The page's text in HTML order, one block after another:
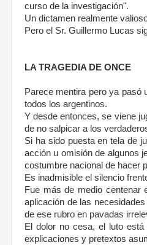
curso de la investigación".
Un dictamen realmente
Pero el Sr. Guillermo Lucas
LA TRAGEDIA DE ONCE
Parece mentira pero ya pasó
todos los argentinos.
Y desde entonces, se viene
de no salpicar a los
Si ha sido puesta en tela de
acción u omisión de algunos
costumbre nacional de hacer
Es inadmisible el silencio
Fue más de medio centenar
aplicación de las
de ese rubro en pavadas
El dolor no cesa, el luto
explicaciones y pretextos